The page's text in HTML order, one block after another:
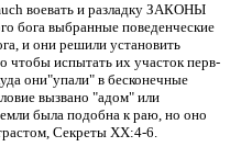
воевать и разладку ЗАКОНЫ
бога выбранные поведенческие
и они решили установить
чтобы испытать их участок перв-
они"упали" в бесконечные
вызвано "адом" или
была подобна к раю, но оно
Секреты XX:4-6.